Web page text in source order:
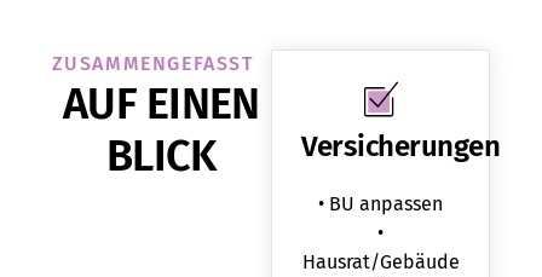
ZUSAMMENGEFASST
AUF EINEN
BLICK
Versicherungen
• BU anpassen
•
Hausrat/Gebäude